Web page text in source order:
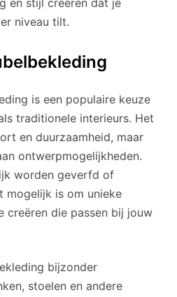
niveau tilt.
is een populaire keuze
traditionele interieurs. Het
en duurzaamheid, maar
ontwerpmogelijkheden.
worden geverfd of
mogelijk is om unieke
creëren die passen bij jouw
bijzonder
stoelen en andere